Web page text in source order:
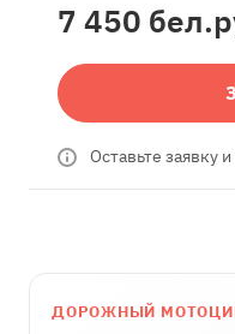
7 450 бел.
Оставьте заявку
ДОРОЖНЫЙ